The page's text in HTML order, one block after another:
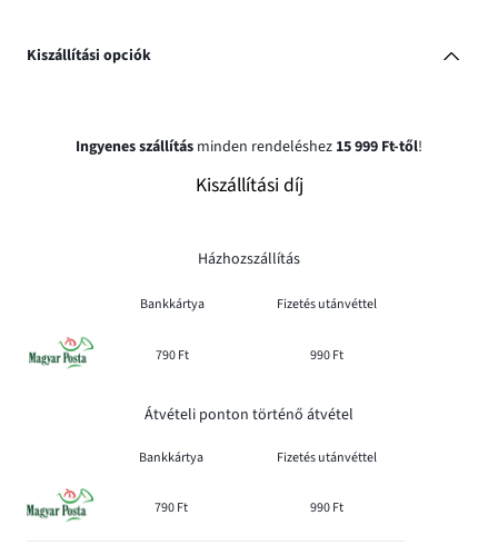
Kiszállítási opciók
Ingyenes szállítás minden rendeléshez 15 999 Ft-től!
Kiszállítási díj
Házhozszállítás
Bankkártya Fizetés utánvéttel
790 Ft 990 Ft
Átvételi ponton történő átvétel
Bankkártya Fizetés utánvéttel
790 Ft 990 Ft